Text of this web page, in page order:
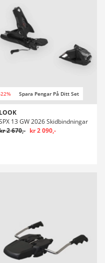
Spara Pengar På Ditt Set
LOOK
13 GW 2026 Skidbindningar
2 670,- kr 2 090,-